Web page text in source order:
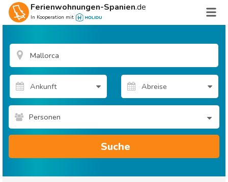
Ferienwohnungen-Spanien.de
In Kooperation mit
Personen
Suche